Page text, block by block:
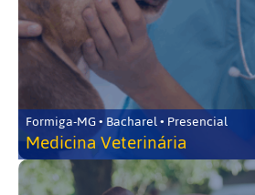
Formiga-MG • Bacharel • Presencial
Medicina Veterinária